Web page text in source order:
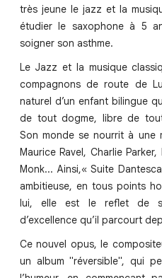
très jeune le jazz et la
étudier le saxophone à 5
soigner son asthme.
Le Jazz et la musique
compagnons de route de
naturel d’un enfant bilingue
de tout dogme, libre de
Son monde se nourrit à une
Maurice Ravel, Charlie
Monk... Ainsi,« Suite
ambitieuse, en tous points
lui, elle est le reflet de
d’excellence qu’il parcourt
Ce nouvel opus, le
un album "réversible", qui